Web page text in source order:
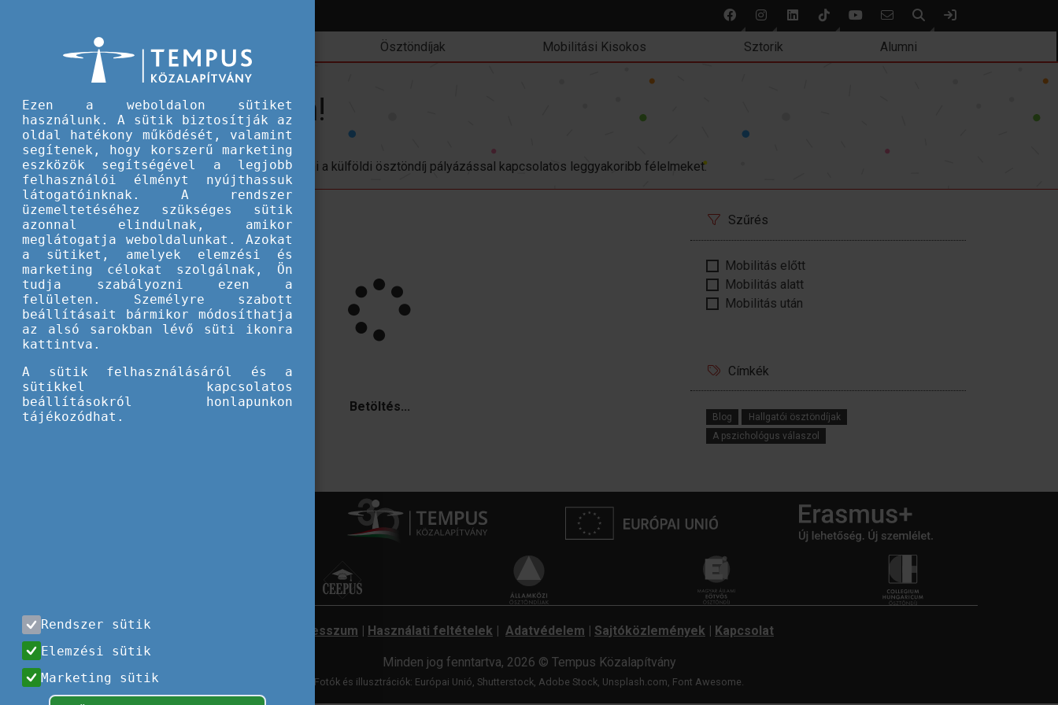
Keresés
Ösztöndíjak Mobilitási Kisokos Sztorik Alumni
Hallgatói ösztöndíjak Készülj lélekben!
Készülj lélekben!
Pszichológus szakember segít lebontani a külföldi ösztöndíj pályázással kapcsolatos leggyakoribb félelmeket.
Betöltés...
Szűrés
Mobilitás előtt
Mobilitás alatt
Mobilitás után
Címkék
Blog
Hallgatói ösztöndíjak
A pszichológus válaszol
Impresszum | Használati feltételek | Adatvédelem | Sajtóközlemények | Kapcsolat
Minden jog fenntartva, 2026 © Tempus Közalapítvány
Fotók és illusztrációk: Európai Unió, Shutterstock, Adobe Stock, Unsplash.com, Font Awesome.
Ezen a weboldalon sütiket
használunk. A sütik biztosítják az
oldal hatékony működését, valamint
segítenek, hogy korszerű marketing
eszközök segítségével a legjobb
felhasználói élményt nyújthassuk
látogatóinknak. A rendszer
üzemeltetéséhez szükséges sütik
azonnal elindulnak, amikor
meglátogatja weboldalunkat. Azokat
a sütiket, amelyek elemzési és
marketing célokat szolgálnak, Ön
tudja szabályozni ezen a
felületen. Személyre szabott
beállításait bármikor módosíthatja
az alsó sarokban lévő süti ikonra
kattintva.
A sütik felhasználásáról és a
sütikkel kapcsolatos
beállításokról honlapunkon
tájékozódhat.
Rendszer sütik
Elemzési sütik
Marketing sütik